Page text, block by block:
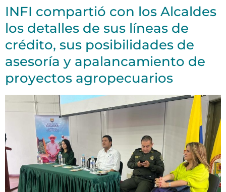
INFI compartió con los Alcaldes
los detalles de sus líneas de
crédito, sus posibilidades de
asesoría y apalancamiento de
proyectos agropecuarios